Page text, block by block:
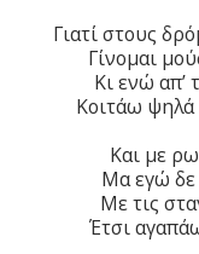
Γιατί στους
Γίνομαι
Κι ενώ απ’
Κοιτάω ψηλά
Και με
Μα εγώ δε
Με τις
Έτσι